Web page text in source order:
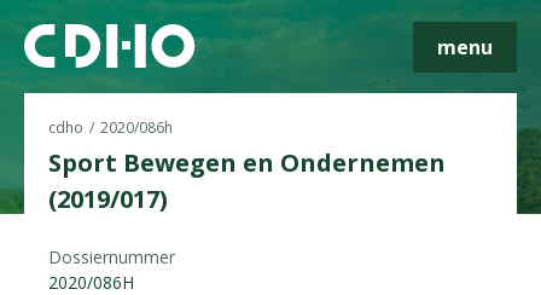
menu
cdho 2020/086h
Sport Bewegen en Ondernemen
(2019/017)
Dossiernummer
2020/086H